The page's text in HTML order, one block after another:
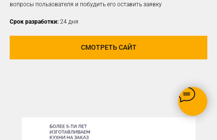
вопросы пользователя и побудить его оставить заявку
Срок разработки: 24 дня
СМОТРЕТЬ САЙТ
ОПТИМИЗАЦИЯ БЮДЖЕТА,